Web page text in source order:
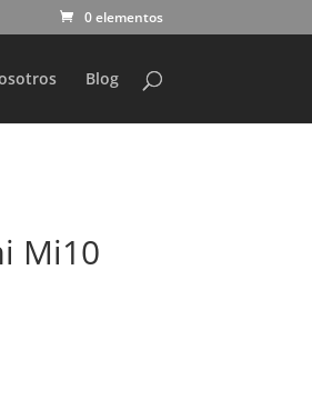
0 elementos
Blog
Mi10